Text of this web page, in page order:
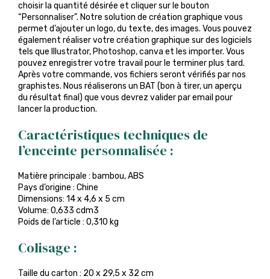
choisir la quantité désirée et cliquer sur le bouton
“Personnaliser”. Notre solution de création graphique vous
permet d’ajouter un logo, du texte, des images. Vous pouvez
également réaliser votre création graphique sur des logiciels
tels que Illustrator, Photoshop, canva et les importer. Vous
pouvez enregistrer votre travail pour le terminer plus tard.
Après votre commande, vos fichiers seront vérifiés par nos
graphistes. Nous réaliserons un BAT (bon à tirer, un aperçu
du résultat final) que vous devrez valider par email pour
lancer la production.
Caractéristiques techniques de
l’enceinte personnalisée :
Matière principale : bambou, ABS
Pays d’origine : Chine
Dimensions: 14 x 4,6 x 5 cm
Volume: 0,633 cdm3
Poids de l’article : 0,310 kg
Colisage :
Taille du carton : 20 x 29,5 x 32 cm